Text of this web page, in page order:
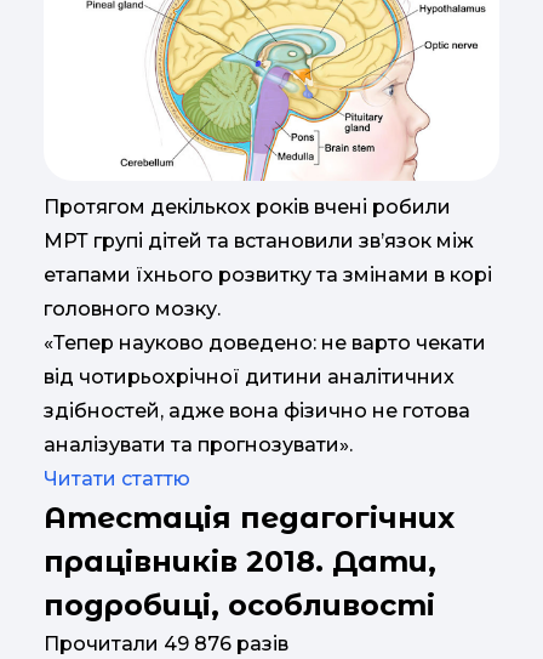
Протягом декількох років вчені робили
МРТ групі дітей та встановили зв’язок між
етапами їхнього розвитку та змінами в корі
головного мозку.
«Тепер науково доведено: не варто чекати
від чотирьохрічної дитини аналітичних
здібностей, адже вона фізично не готова
аналізувати та прогнозувати».
Читати статтю
Атестація педагогічних
працівників 2018. Дати,
подробиці, особливості
Прочитали 49 876 разів